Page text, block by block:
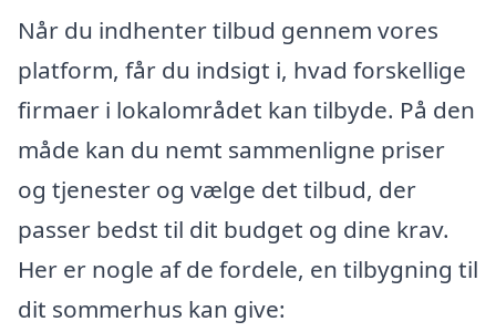
Når du indhenter tilbud gennem vores
platform, får du indsigt i, hvad forskellige
firmaer i lokalområdet kan tilbyde. På den
måde kan du nemt sammenligne priser
og tjenester og vælge det tilbud, der
passer bedst til dit budget og dine krav.
Her er nogle af de fordele, en tilbygning til
dit sommerhus kan give: